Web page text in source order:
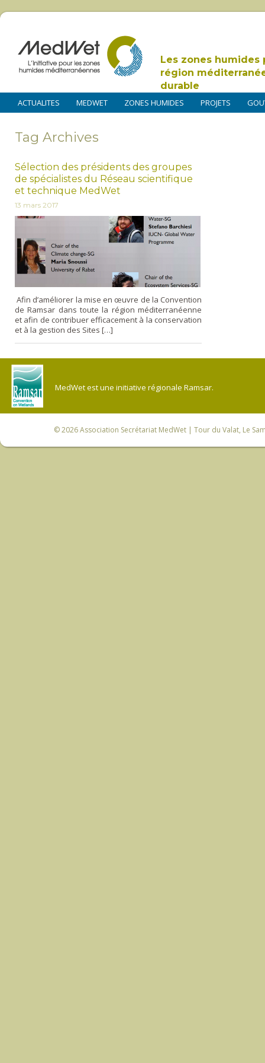
Les zones humides
région
durable
ACTUALITES MEDWET ZONES HUMIDES PROJETS
Tag Archives
Sélection des présidents des groupes
de spécialistes du Réseau scientifique
et technique MedWet
13 mars 2017
Afin d’améliorer la mise en œuvre de la Convention
de Ramsar dans toute la région méditerranéenne
et afin de contribuer efficacement à la conservation
et à la gestion des Sites […]
MedWet est une initiative régionale Ramsar.
© 2026Association Secrétariat MedWet | Tour du Valat, Le